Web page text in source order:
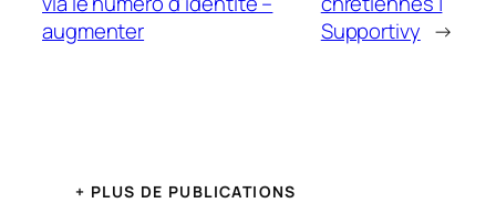
augmenter
Supportivy →
+ PLUS DE PUBLICATIONS